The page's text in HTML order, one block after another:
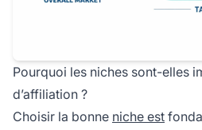
Pourquoi les niches sont-elles
d’affiliation ?
Choisir la bonne niche est